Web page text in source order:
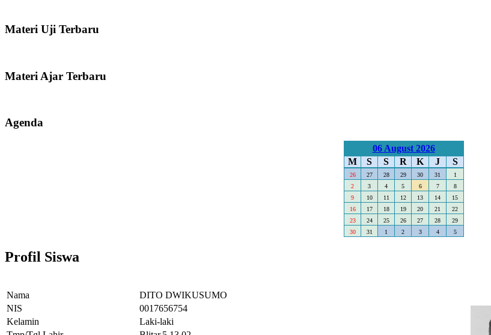
Materi Uji Terbaru
Materi Ajar Terbaru
Agenda
06 August 2026
M
S S R K J S
26 27 28 29 30 31
1
2
3 4 5 6 7
8
9
10 11 12 13 14
15
16
17 18 19 20 21
22
23
24 25 26 27 28
29
30
31 1 2 3 4 5
Profil Siswa
Nama
DITO DWIKUSUMO
NIS
0017656754
Kelamin
Laki-laki